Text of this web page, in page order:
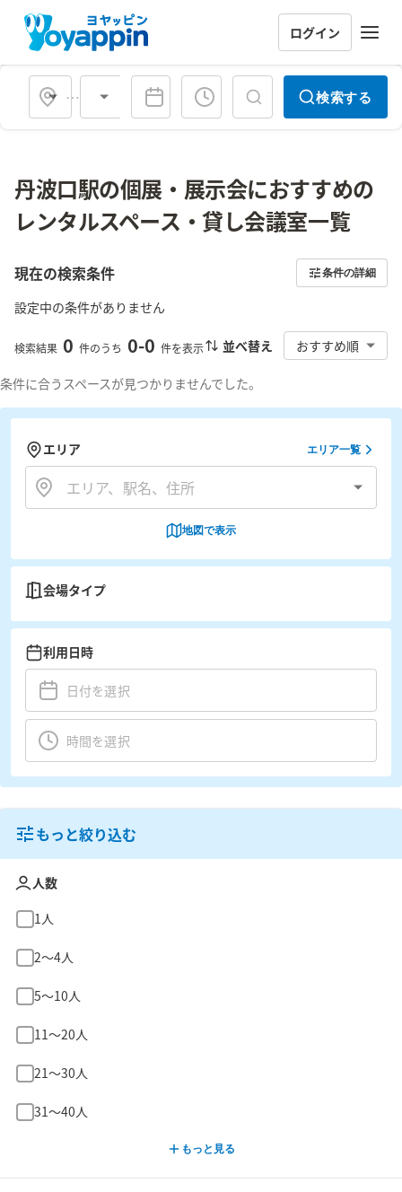
ログイン
会場タイプ 検索する
丹波口駅の個展・展示会におすすめの
レンタルスペース・貸し会議室一覧
現在の検索条件 条件の詳細
設定中の条件がありません
検索結果 0 件のうち 0-0 件を表示 並べ替え おすすめ順
条件に合うスペースが見つかりませんでした。
エリア エリア一覧
地図で表示
会場タイプ
利用日時
もっと絞り込む
人数
1人
2〜4人
5〜10人
11〜20人
21〜30人
31〜40人
もっと見る